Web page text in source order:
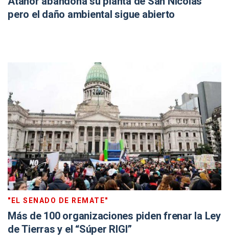
pero el daño ambiental sigue abierto
"EL SENADO DE REMATE"
Más de 100 organizaciones piden frenar la Ley
de Tierras y el “Súper RIGI”